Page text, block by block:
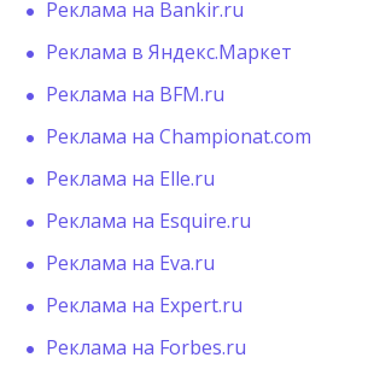
Реклама на Bankir.ru
Реклама в Яндекс.Маркет
Реклама на BFM.ru
Реклама на Championat.com
Реклама на Elle.ru
Реклама на Esquire.ru
Реклама на Eva.ru
Реклама на Expert.ru
Реклама на Forbes.ru